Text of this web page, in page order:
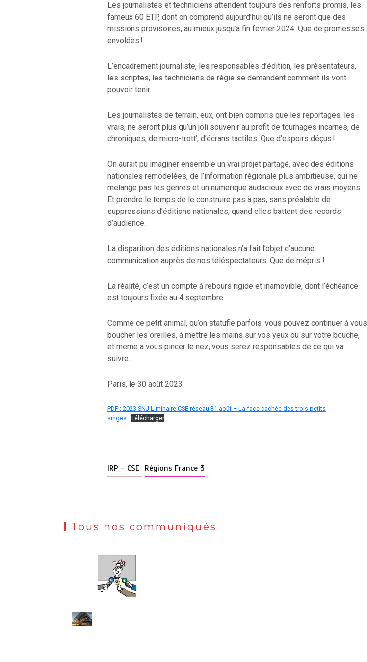
Les journalistes et techniciens attendent toujours des renforts promis, les
fameux 60 ETP, dont on comprend aujourd’hui qu’ils ne seront que des
missions provisoires, au mieux jusqu’à fin février 2024. Que de promesses
envolées !
L’encadrement journaliste, les responsables d’édition, les présentateurs,
les scriptes, les techniciens de régie se demandent comment ils vont
pouvoir tenir.
Les journalistes de terrain, eux, ont bien compris que les reportages, les
vrais, ne seront plus qu’un joli souvenir au profit de tournages incarnés, de
chroniques, de micro-trott’, d’écrans tactiles. Que d’espoirs déçus !
On aurait pu imaginer ensemble un vrai projet partagé, avec des éditions
nationales remodelées, de l’information régionale plus ambitieuse, qui ne
mélange pas les genres et un numérique audacieux avec de vrais moyens.
Et prendre le temps de le construire pas à pas, sans préalable de
suppressions d’éditions nationales, quand elles battent des records
d’audience.
La disparition des éditions nationales n’a fait l’objet d’aucune
communication auprès de nos téléspectateurs. Que de mépris !
La réalité, c’est un compte à rebours rigide et inamovible, dont l’échéance
est toujours fixée au 4 septembre.
Comme ce petit animal, qu’on statufie parfois, vous pouvez continuer à vous
boucher les oreilles, à mettre les mains sur vos yeux ou sur votre bouche,
et même à vous pincer le nez, vous serez responsables de ce qui va
suivre.
Paris, le 30 août 2023
PDF : 2023 SNJ Liminaire CSE réseau 31 août – La face cachée des trois petits
singes
Télécharger
IRP - CSE Régions France 3
Tous nos communiqués